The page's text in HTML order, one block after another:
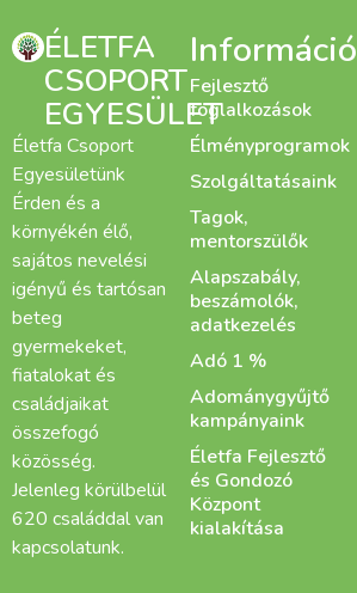
ÉLETFA
CSOPORT
EGYESÜLET
Életfa Csoport
Egyesületünk
Érden és a
környékén élő,
sajátos nevelési
igényű és tartósan
beteg
gyermekeket,
fiatalokat és
családjaikat
összefogó
közösség.
Jelenleg körülbelül
620 családdal van
kapcsolatunk.
Információ
Fejlesztő
foglalkozások
Élményprogramok
Szolgáltatásaink
Tagok,
mentorszülők
Alapszabály,
beszámolók,
adatkezelés
Adó 1 %
Adománygyűjtő
kampányaink
Életfa Fejlesztő
és Gondozó
Központ
kialakítása